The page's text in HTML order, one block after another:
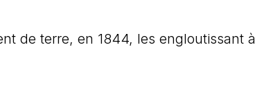
de terre, en 1844, les engloutissant à